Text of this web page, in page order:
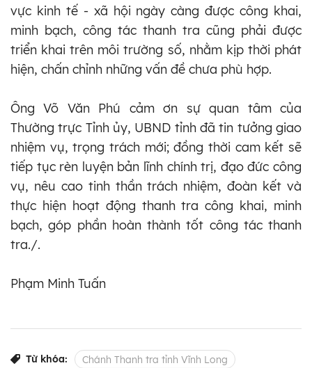
vực kinh tế - xã hội ngày càng được công khai,
minh bạch, công tác thanh tra cũng phải được
triển khai trên môi trường số, nhằm kịp thời phát
hiện, chấn chỉnh những vấn đề chưa phù hợp.
Ông Võ Văn Phú cảm ơn sự quan tâm của
Thường trực Tỉnh ủy, UBND tỉnh đã tin tưởng giao
nhiệm vụ, trọng trách mới; đồng thời cam kết sẽ
tiếp tục rèn luyện bản lĩnh chính trị, đạo đức công
vụ, nêu cao tinh thần trách nhiệm, đoàn kết và
thực hiện hoạt động thanh tra công khai, minh
bạch, góp phần hoàn thành tốt công tác thanh
tra./.
Phạm Minh Tuấn
Từ khóa: Chánh Thanh tra tỉnh Vĩnh Long